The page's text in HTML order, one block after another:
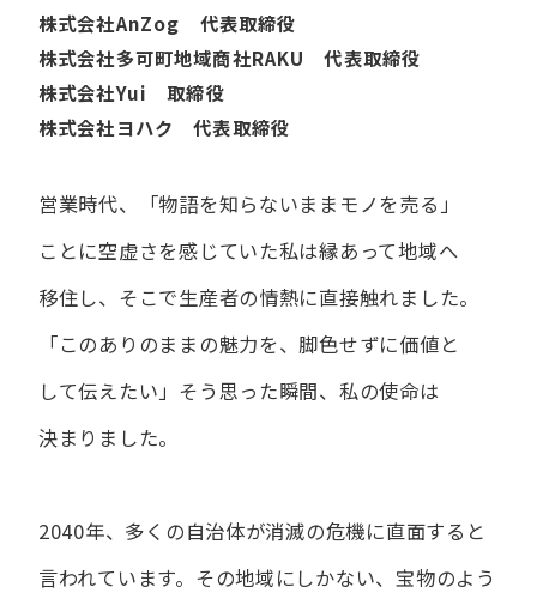
株式会社AnZog 代表取締役
株式会社多可町地域商社RAKU 代表取締役
株式会社Yui 取締役
株式会社ヨハク 代表取締役
営業時代、​「物語を​知らないまま​モノを​売る」
ことに​空虚さを​感じていた​私は縁あって​地域へ​
移住し、​そこで​生産者の​情熱に​直接触れました。
「この​ありの​ままの​魅力を、​脚色せずに​価値と​
して​伝えたい」 そう​思った​瞬間、​私の​使命は​
決まりました。
2040年、多くの自治体が消滅の危機に直面すると
言われています。 その地域にしかない、宝物のよう